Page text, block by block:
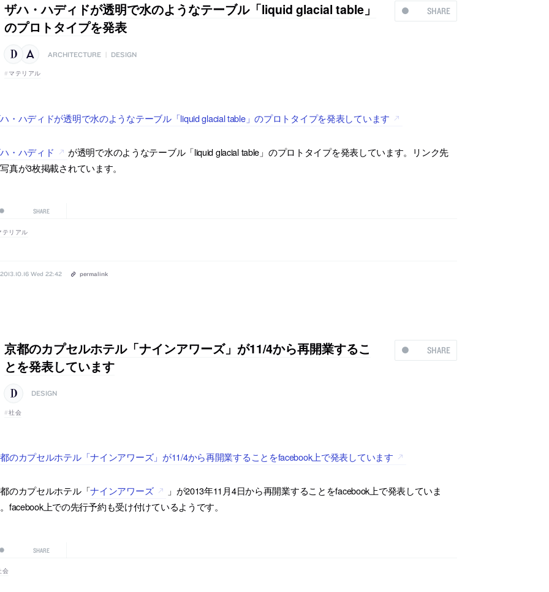
SHARE
ザハ・ハディドが透明で水のようなテーブル「liquid glacial table」
のプロトタイプを発表
ARCHITECTURE | DESIGN
マテリアル
・ハディドが透明で水のようなテーブル「liquid glacial table」のプロトタイプを発表しています
・ハディド
が透明で水のようなテーブル「liquid glacial table」のプロトタイプを発表しています。リンク先
真が3枚掲載されています。
SHARE
テリアル
2013.10.16 Wed 22:42 permalink
SHARE
京都のカプセルホテル「ナインアワーズ」が11/4から再開業するこ
とを発表しています
DESIGN
社会
のカプセルホテル「ナインアワーズ」が11/4から再開業することをfacebook上で発表しています
のカプセルホテル「ナインアワーズ
」が2013年11月4日から再開業することをfacebook上で発表していま
facebook上での先行予約も受け付けているようです。
SHARE
会